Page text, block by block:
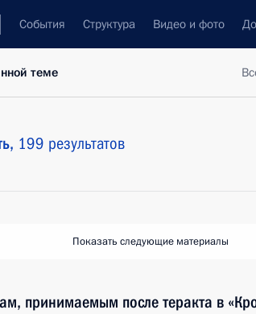
События Структура Видео и фото
теме
199 результатов
Показать следующие материалы
принимаемым после теракта в